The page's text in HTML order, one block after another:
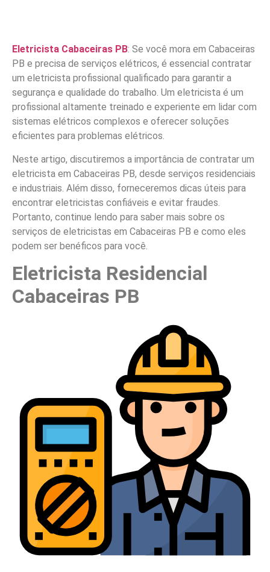
Eletricista Cabaceiras PB: Se você mora em Cabaceiras
PB e precisa de serviços elétricos, é essencial contratar
um eletricista profissional qualificado para garantir a
segurança e qualidade do trabalho. Um eletricista é um
profissional altamente treinado e experiente em lidar com
sistemas elétricos complexos e oferecer soluções
eficientes para problemas elétricos.
Neste artigo, discutiremos a importância de contratar um
eletricista em Cabaceiras PB, desde serviços residenciais
e industriais. Além disso, forneceremos dicas úteis para
encontrar eletricistas confiáveis e evitar fraudes.
Portanto, continue lendo para saber mais sobre os
serviços de eletricistas em Cabaceiras PB e como eles
podem ser benéficos para você.
Eletricista Residencial
Cabaceiras PB